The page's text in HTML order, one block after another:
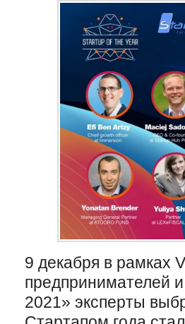
9 декабря в рамках
предпринимателей
2021» эксперты